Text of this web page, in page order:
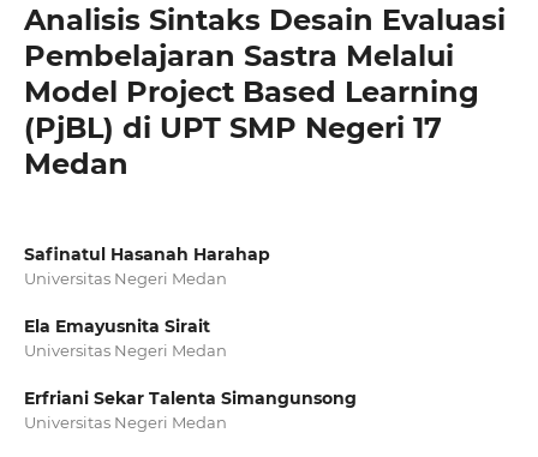
Analisis Sintaks Desain Evaluasi
Pembelajaran Sastra Melalui
Model Project Based Learning
(PjBL) di UPT SMP Negeri 17
Medan
Safinatul Hasanah Harahap
Universitas Negeri Medan
Ela Emayusnita Sirait
Universitas Negeri Medan
Erfriani Sekar Talenta Simangunsong
Universitas Negeri Medan